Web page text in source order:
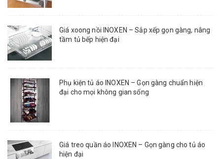
Giá xoong nồi INOXEN – Sắp xếp gọn gàng, nâng
tầm tủ bếp hiện đại
Phụ kiện tủ áo INOXEN – Gọn gàng chuẩn hiện
đại cho mọi không gian sống
Giá treo quần áo INOXEN – Gọn gàng cho tủ áo
hiện đại